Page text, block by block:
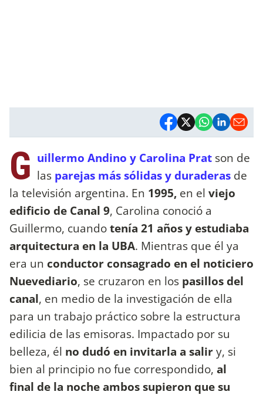
G uillermo Andino y Carolina Prat son de
las parejas más sólidas y duraderas de
la televisión argentina. En 1995, en el viejo
edificio de Canal 9, Carolina conoció a
Guillermo, cuandotenía 21 años y estudiaba
arquitectura en la UBA. Mientras que él ya
era un conductor consagrado en el noticiero
Nuevediario, se cruzaron en los pasillos del
canal, en medio de la investigación de ella
para un trabajo práctico sobre la estructura
edilicia de las emisoras. Impactado por su
belleza, él no dudó en invitarla a saliry, si
bien al principio no fue correspondido, al
final de la noche ambos supieron que su